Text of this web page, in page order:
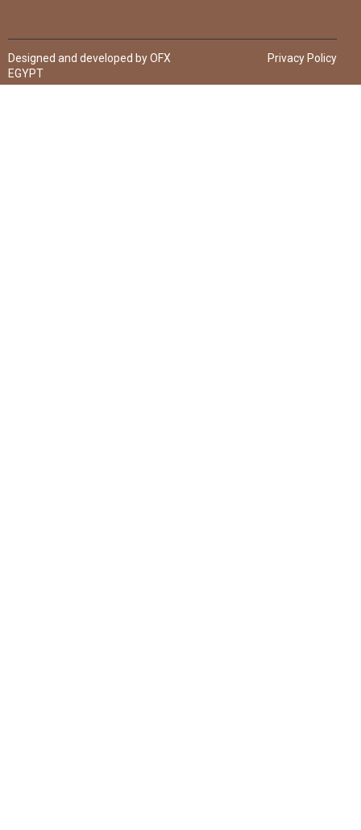
Designed and developed by OFX
EGYPT
Privacy Policy